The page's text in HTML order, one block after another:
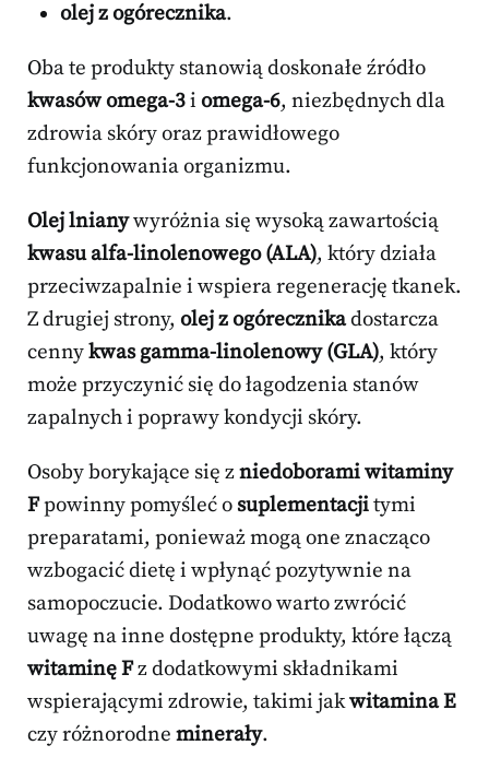
olej z ogórecznika.
Oba te produkty stanowią doskonałe źródło
kwasów omega-3i omega-6, niezbędnych dla
zdrowia skóry oraz prawidłowego
funkcjonowania organizmu.
Olej lnianywyróżnia się wysoką zawartością
kwasu alfa-linolenowego (ALA), który działa
przeciwzapalnie i wspiera regenerację tkanek.
Z drugiej strony, olej z ogórecznikadostarcza
cennykwas gamma-linolenowy (GLA), który
może przyczynić się do łagodzenia stanów
zapalnych i poprawy kondycji skóry.
Osoby borykające się zniedoborami witaminy
Fpowinny pomyśleć o suplementacjitymi
preparatami, ponieważ mogą one znacząco
wzbogacić dietę i wpłynąć pozytywnie na
samopoczucie. Dodatkowo warto zwrócić
uwagę na inne dostępne produkty, które łączą
witaminę Fz dodatkowymi składnikami
wspierającymi zdrowie, takimi jakwitamina E
czy różnorodne minerały.